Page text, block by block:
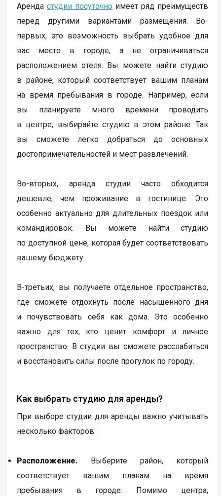
Арендастудии посуточно имеет ряд преимуществ
перед другими вариантами размещения. Во-
первых, это возможность выбрать удобное для
вас место в городе, а не ограничиваться
расположением отеля. Вы можете найти студию
в районе, который соответствует вашим планам
на время пребывания в городе. Например, если
вы планируете много времени проводить
в центре, выбирайте студию в этом районе. Так
вы сможете легко добраться до основных
достопримечательностей и мест развлечений.
Во-вторых, аренда студии часто обходится
дешевле, чем проживание в гостинице. Это
особенно актуально для длительных поездок или
командировок. Вы можете найти студию
по доступной цене, которая будет соответствовать
вашему бюджету.
В-третьих, вы получаете отдельное пространство,
где сможете отдохнуть после насыщенного дня
и почувствовать себя как дома. Это особенно
важно для тех, кто ценит комфорт и личное
пространство. В студии вы сможете расслабиться
и восстановить силы после прогулок по городу.
Как выбрать студию для аренды?
При выборе студии для аренды важно учитывать
несколько факторов:
Расположение. Выберите район, который
соответствует вашим планам на время
пребывания в городе. Помимо центра,